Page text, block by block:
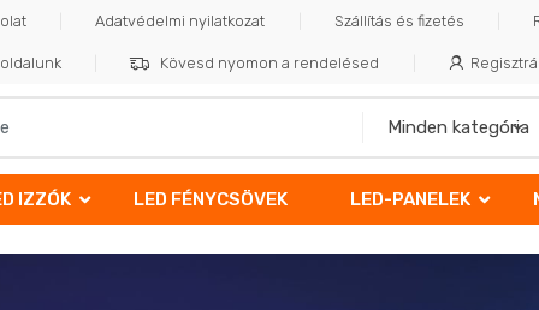
Adatvédelmi nyilatkozat Szállítás és fizetés
Kövesd nyomon a rendelésed
IZZÓK LED FÉNYCSÖVEK LED-PANELEK